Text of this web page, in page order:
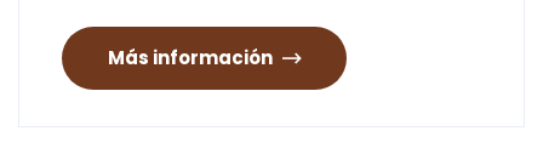
Más información